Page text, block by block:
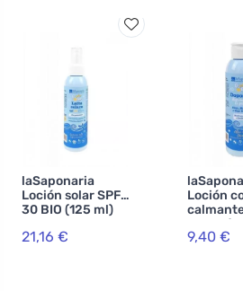
laSaponaria
Loción solar SPF
30 BIO (125 ml)
21,16 €
Loción
después
BIO (150
9,40 €